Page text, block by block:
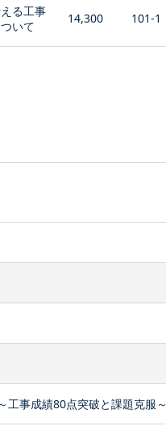
る工事
いて
14,300 101-1
工事成績80点突破と課題克服～